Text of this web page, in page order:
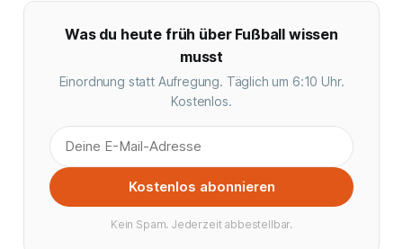
Was du heute früh über Fußball wissen
musst
Einordnung statt Aufregung. Täglich um 6:10 Uhr.
Kostenlos.
Kostenlos abonnieren
Kein Spam. Jederzeit abbestellbar.